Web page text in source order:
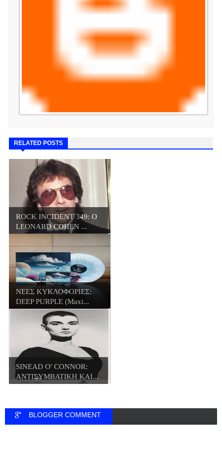
RELATED POSTS
ROCK INCIDENT 349: O
LEONARD COHEN ...
ΝΕΕΣ ΚΥΚΛΟΦΟΡΙΕΣ:
DEEP PURPLE (Maxi...
SINEAD O' CONNOR:
ΑΝΤΙΣΥΜΒΑΤΙΚΗ ΚΑΙ...
BLOGGER COMMENT